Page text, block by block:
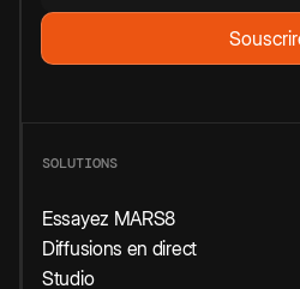
SOLUTIONS
Essayez MARS8
Diffusions en direct
Studio